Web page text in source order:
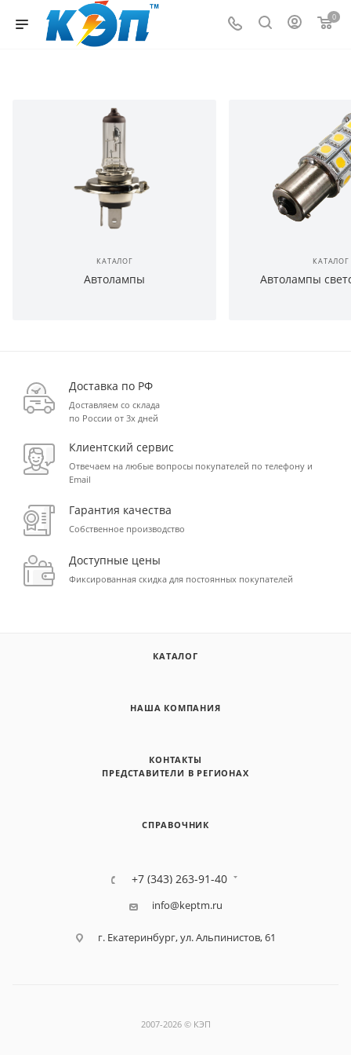
0
КАТАЛОГ
Автолампы
КАТАЛОГ
Автолампы
Доставка по РФ
Доставляем со склада
по России от 3х дней
Клиентский сервис
Отвечаем на любые вопросы покупателей по телефону и
Email
Гарантия качества
Собственное производство
Доступные цены
Фиксированная скидка для постоянных покупателей
КАТАЛОГ
НАША КОМПАНИЯ
КОНТАКТЫ
ПРЕДСТАВИТЕЛИ В РЕГИОНАХ
СПРАВОЧНИК
+7 (343) 263-91-40
info@keptm.ru
г. Екатеринбург, ул. Альпинистов, 61
2007-2026 © КЭП